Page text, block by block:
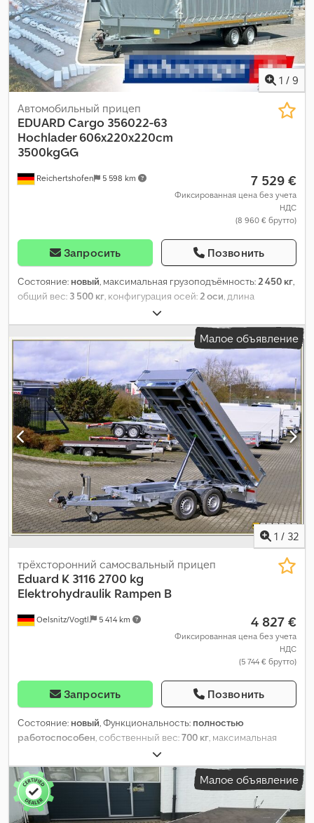
1 / 9
Reichertshofen 5 598 km
Автомобильный прицеп
EDUARDCargo 356022-63
Hochlader 606x220x220cm
3500kgGG
7 529 €
Фиксированная цена без учета
НДС
(8 960 € брутто)
Запросить Позвонить
Состояние: новый, максимальная грузоподъёмность:2 450 кг,
общий вес: 3 500 кг, конфигурация осей:2 оси, длина
, ширина пространства для
загрузки:2 200 мм, высота грузового отсека:2 200 мм,
Малое объявление
1 / 32
Oelsnitz/Vogtl. 5 414 km
трёхсторонний самосвальный прицеп
Eduard K 3116 2700 kg
Elektrohydraulik Rampen B
4 827 €
Фиксированная цена без учета
НДС
(5 744 € брутто)
Запросить Позвонить
Состояние: новый, Функциональность: полностью
работоспособен, собственный вес:700 кг, максимальная
, общий вес:
конфигурация осей:2 оси, длина грузового отсека:3 100 мм,
ширина пространства для загрузки:
1 600 мм, высота
грузового отсека:
300 мм , общая длина:
, размер
шины: 195/50R13C , тормоз прицепа:прицеп с тормозами,
Малое объявление